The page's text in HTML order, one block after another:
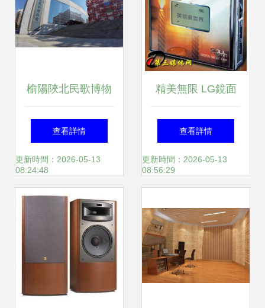
榆陽陜北民歌博物
館 穿越時空的民歌
動畫之旅
查看詳情
更新時間：2026-05-13
08:24:48
精美無限 LG鏡面
設計MP3產品MF
PE550全面到貨，
感
查看詳情
更新時間：2026-05-13
08:56:29